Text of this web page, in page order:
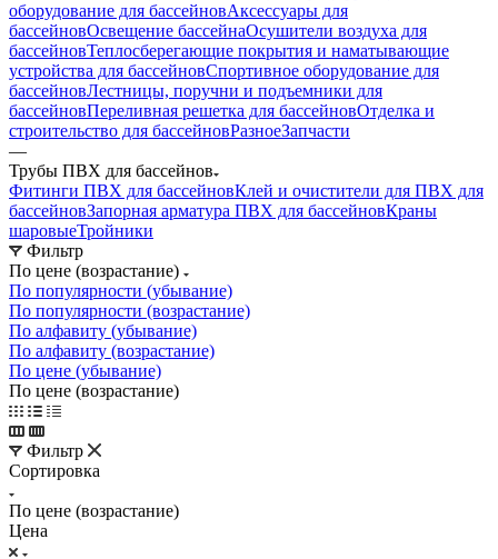
оборудование для бассейновАксессуары для
бассейновОсвещение бассейнаОсушители воздуха для
бассейновТеплосберегающие покрытия и наматывающие
устройства для бассейновСпортивное оборудование для
бассейновЛестницы, поручни и подъемники для
бассейновПереливная решетка для бассейновОтделка и
строительство для бассейновРазноеЗапчасти
—
Трубы ПВХ для бассейнов
Фитинги ПВХ для бассейновКлей и очистители для ПВХ для
бассейновЗапорная арматура ПВХ для бассейновКраны
шаровыеТройники
Фильтр
По цене (возрастание)
По популярности (убывание)
По популярности (возрастание)
По алфавиту (убывание)
По алфавиту (возрастание)
По цене (убывание)
По цене (возрастание)
Фильтр
Сортировка
По цене (возрастание)
Цена